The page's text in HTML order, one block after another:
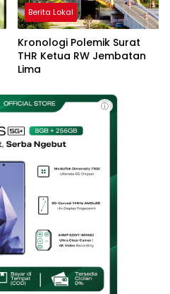
Berita Lokal
Kronologi Polemik Surat
THR Ketua RW Jembatan
Lima
ⓘ